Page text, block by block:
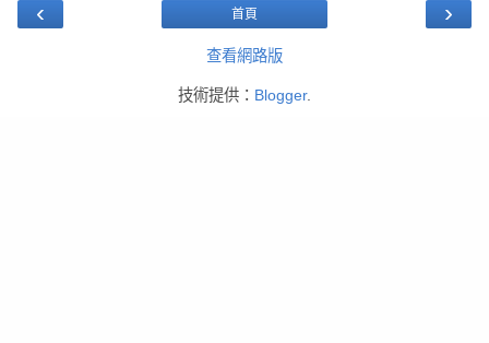
‹ ›
首頁
查看網路版
技術提供： Blogger.